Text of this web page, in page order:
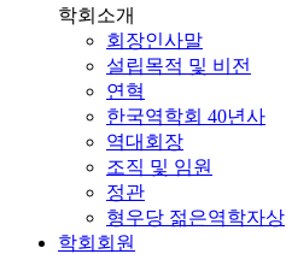
학회소개
회장인사말
설립목적 및 비전
연혁
한국역학회 40년사
역대회장
조직 및 임원
정관
형우당 젊은역학자상
학회회원